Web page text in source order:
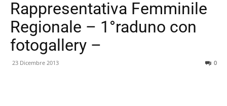
Rappresentativa Femminile
Regionale – 1°raduno con
fotogallery –
23 Dicembre 2013 0